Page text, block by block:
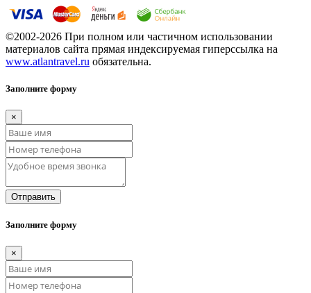
©2002-2026 При полном или частичном использовании
материалов сайта прямая индексируемая гиперссылка на
www.atlantravel.ru обязательна.
Заполните форму
×
Отправить
Заполните форму
×